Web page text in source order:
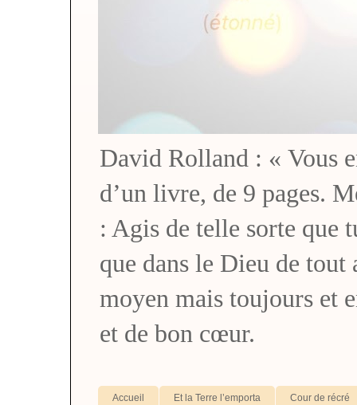
David Rolland : « Vous
d’un livre, de 9 pages.
: Agis de telle sorte que
que dans le Dieu de
moyen mais toujours et
et de bon cœur.
Accueil Et la Terre l’emporta Cour de récré